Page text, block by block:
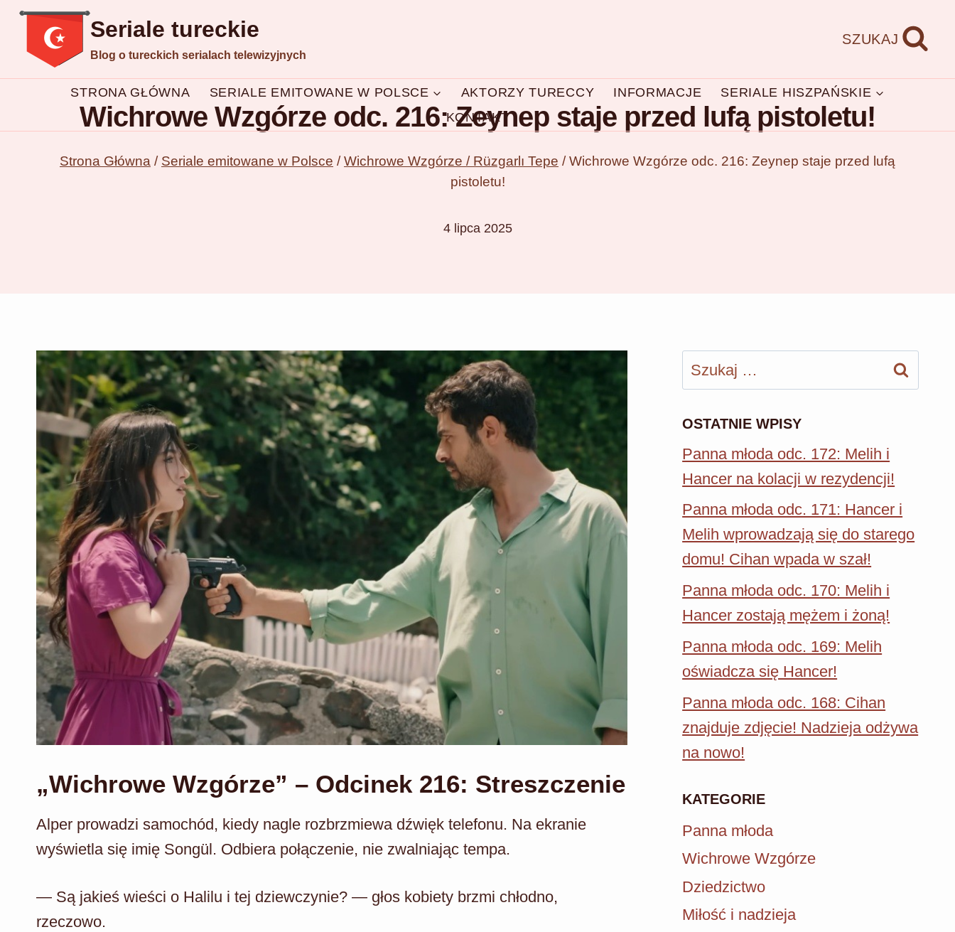
Przejdź
treści
Seriale tureckie
Blog o tureckich serialach telewizyjnych
SZUKAJ
STRONA GŁÓWNA SERIALE EMITOWANE W POLSCE AKTORZY TURECCY INFORMACJE
SERIALE HISZPAŃSKIE
KONTAKT
Wichrowe Wzgórze odc. 216: Zeynep staje przed lufą pistoletu!
Strona Główna / Seriale emitowane w Polsce / Wichrowe Wzgórze / Rüzgarlı Tepe / Wichrowe Wzgórze odc. 216: Zeynep staje przed lufą
pistoletu!
4 lipca 2025
„Wichrowe Wzgórze” – Odcinek 216: Streszczenie
Alper prowadzi samochód, kiedy nagle rozbrzmiewa dźwięk telefonu. Na ekranie
wyświetla się imię Songül. Odbiera połączenie, nie zwalniając tempa.
— Są jakieś wieści o Halilu i tej dziewczynie? — głos kobiety brzmi chłodno,
rzeczowo.
Szukaj:
OSTATNIE WPISY
Panna młoda odc. 172: Melih i
Hancer na kolacji w rezydencji!
Panna młoda odc. 171: Hancer i
Melih wprowadzają się do starego
domu! Cihan wpada w szał!
Panna młoda odc. 170: Melih i
Hancer zostają mężem i żoną!
Panna młoda odc. 169: Melih
oświadcza się Hancer!
Panna młoda odc. 168: Cihan
znajduje zdjęcie! Nadzieja odżywa
na nowo!
KATEGORIE
Panna młoda
Wichrowe Wzgórze
Dziedzictwo
Miłość i nadzieja